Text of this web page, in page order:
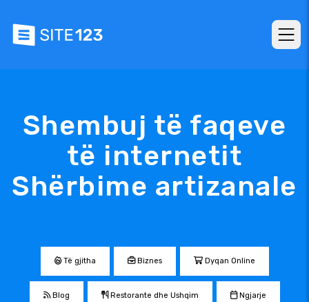
Shembuj të faqeve
të internetit
Shërbime artizanale
Të gjitha Biznes Dyqan Online
Blog Restorante dhe Ushqim Ngjarje